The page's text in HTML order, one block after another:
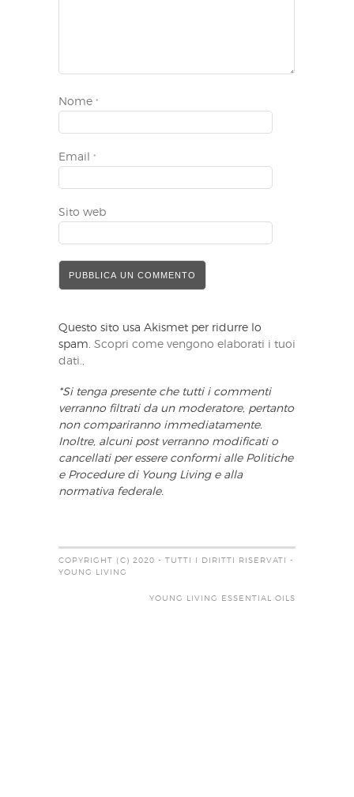
Nome *
Email *
Sito web
Questo sito usa Akismet per ridurre lo
spam. Scopri come vengono elaborati i tuoi
dati.,
*Si tenga presente che tutti i commenti
verranno filtrati da un moderatore, pertanto
non compariranno immediatamente.
Inoltre, alcuni post verranno modificati o
cancellati per essere conformi alle Politiche
e Procedure di Young Living e alla
normativa federale.
COPYRIGHT (C) 2020 - TUTTI I DIRITTI RISERVATI -
YOUNG LIVING
YOUNG LIVING ESSENTIAL OILS